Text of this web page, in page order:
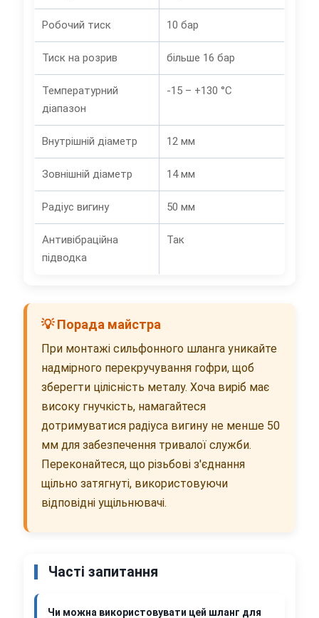
Робочий тиск 10 бар
Тиск на розрив більше 16 бар
Температурний
діапазон
-15 – +130 °C
Внутрішній діаметр 12 мм
Зовнішній діаметр 14 мм
Радіус вигину 50 мм
Антивібраційна
підводка
Так
💡 Порада майстра
При монтажі сильфонного шланга уникайте
надмірного перекручування гофри, щоб
зберегти цілісність металу. Хоча виріб має
високу гнучкість, намагайтеся
дотримуватися радіуса вигину не менше 50
мм для забезпечення тривалої служби.
Переконайтеся, що різьбові з'єднання
щільно затягнуті, використовуючи
відповідні ущільнювачі.
Часті запитання
Чи можна використовувати цей шланг для